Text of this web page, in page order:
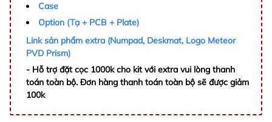
Case
Option (Tạ + PCB + Plate)
Link sản phẩm extra (Numpad, Deskmat, Logo Meteor
PVD Prism)
- Hỗ trợ đặt cọc 1000k cho kit với extra vui lòng thanh
toán toàn bộ. Đơn hàng thanh toán toàn bộ sẽ được giảm
100k